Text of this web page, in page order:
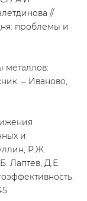
//
проблемы и
металлов:
‒ Иваново,
и
Р.Ж.
Лаптев, Д.Е.